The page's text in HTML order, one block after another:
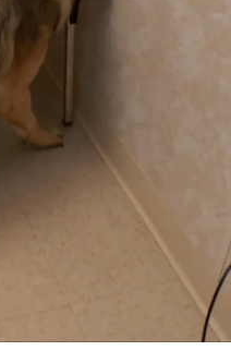
Whatsapp
agresivo.
escucharon
pero
ver
más